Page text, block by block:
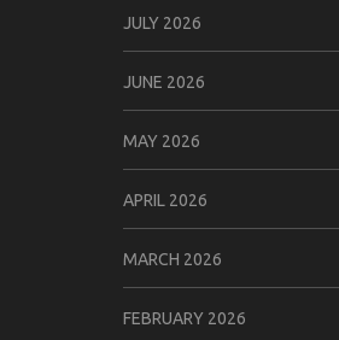
JULY 2026
JUNE 2026
MAY 2026
APRIL 2026
MARCH 2026
FEBRUARY 2026